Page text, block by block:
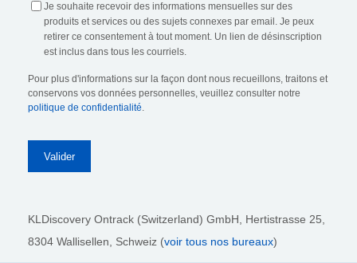
Je souhaite recevoir des informations mensuelles sur des
produits et services ou des sujets connexes par email. Je peux
retirer ce consentement à tout moment. Un lien de désinscription
est inclus dans tous les courriels.
Pour plus d'informations sur la façon dont nous recueillons, traitons et
conservons vos données personnelles, veuillez consulter notre
politique de confidentialité.
KLDiscovery Ontrack (Switzerland) GmbH, Hertistrasse 25,
8304 Wallisellen, Schweiz (voir tous nos bureaux)